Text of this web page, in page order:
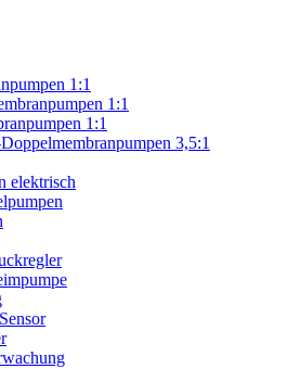
1:1
1:1
1:1
3,5:1
elektrisch